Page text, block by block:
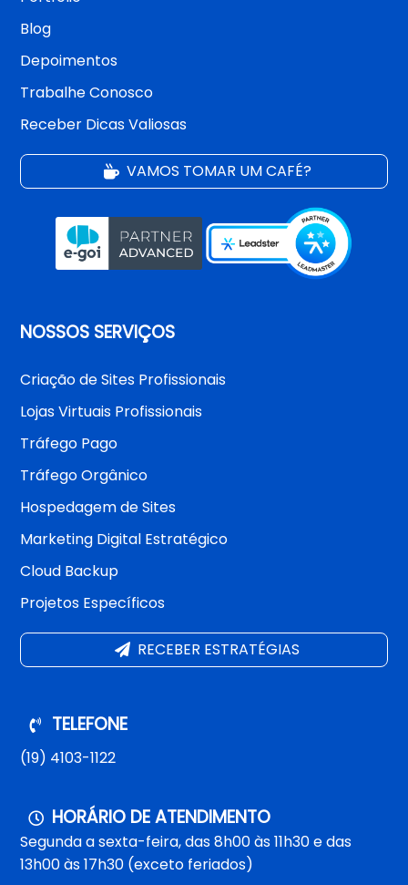
Blog
Depoimentos
Trabalhe Conosco
Receber Dicas Valiosas
VAMOS TOMAR UM CAFÉ?
NOSSOS SERVIÇOS
Criação de Sites Profissionais
Lojas Virtuais Profissionais
Tráfego Pago
Tráfego Orgânico
Hospedagem de Sites
Marketing Digital Estratégico
Cloud Backup
Projetos Específicos
RECEBER ESTRATÉGIAS
TELEFONE
(19) 4103-1122
HORÁRIO DE ATENDIMENTO
Segunda a sexta-feira, das 8h00 às 11h30 e das
13h00 às 17h30 (exceto feriados)